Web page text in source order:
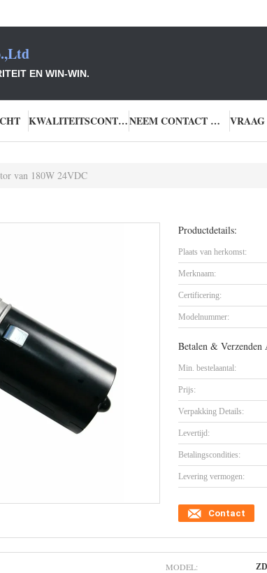
EN WIN-WIN.
KWALITEITSCONTROLE NEEM CONTACT MET ONS OP
van 180W 24VDC
Productdetails:
Plaats van herkomst:
Merknaam:
Certificering:
Modelnummer:
Betalen & Verzenden
Min. bestelaantal:
Prijs:
Verpakking Details:
Levertijd:
Betalingscondities:
Levering vermogen:
Contact
MODEL: